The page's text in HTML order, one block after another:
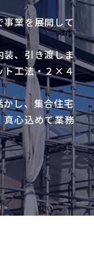
業を展開して
装、引き渡しま
ト工法・２×４
し、集合住宅
真心込めて業務